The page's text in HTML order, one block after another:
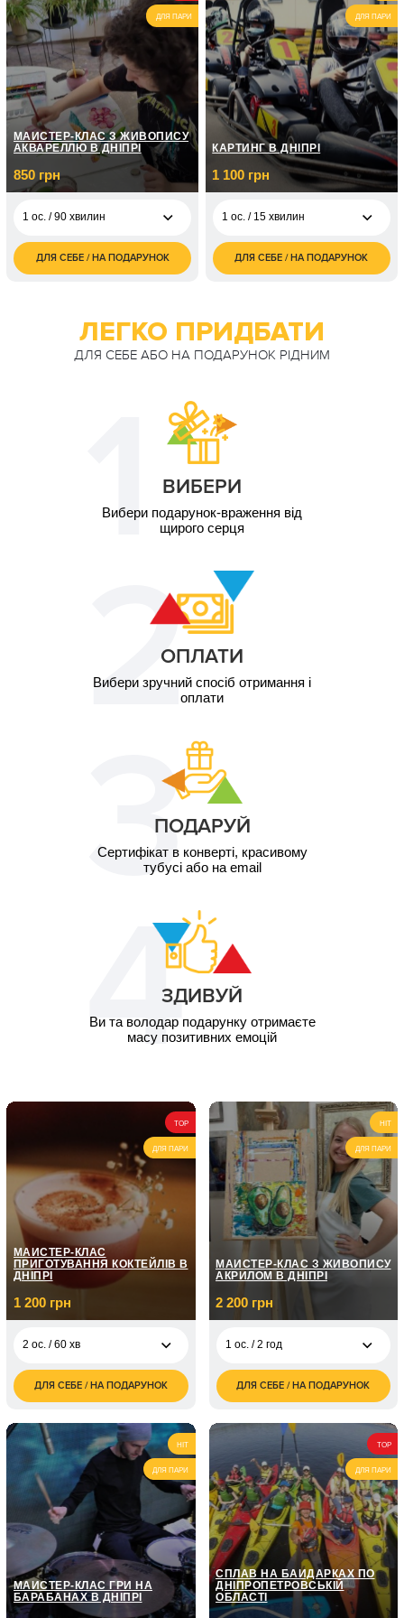
ДЛЯ ПАРИ
МАЙСТЕР-КЛАС З ЖИВОПИСУ
АКВАРЕЛЛЮ В ДНІПРІ
850 грн
1 ос. / 90 хвилин
850
грн
ДЛЯ СЕБЕ / НА ПОДАРУНОК
ДЛЯ ПАРИ
КАРТИНГ В ДНІПРІ
1 100 грн
1 ос. / 15 хвилин
1 100
грн
1 ос. / 30 хвилин
ДЛЯ СЕБЕ / НА ПОДАРУНОК
ЛЕГКО ПРИДБАТИ
ДЛЯ СЕБЕ АБО НА ПОДАРУНОК РІДНИМ
ВИБЕРИ
Вибери подарунок-враження від
щирого серця
ОПЛАТИ
Вибери зручний спосіб отримання і
оплати
ПОДАРУЙ
Сертифікат в конверті, красивому
тубусі або на email
ЗДИВУЙ
Ви та володар подарунку отримаєте
масу позитивних емоцій
TOP
ДЛЯ ПАРИ
МАЙСТЕР-КЛАС
ПРИГОТУВАННЯ КОКТЕЙЛІВ В
ДНІПРІ
1 200 грн
2 ос. / 60 хв
1 200
грн
4 ос. / 60 хв
2 400
грн
3 ос. / 60 хв
1 800
грн
ДЛЯ СЕБЕ / НА ПОДАРУНОК
HIT
ДЛЯ ПАРИ
МАЙСТЕР-КЛАС З ЖИВОПИСУ
АКРИЛОМ В ДНІПРІ
2 200 грн
1 ос. / 2 год
2 200
грн
ДЛЯ СЕБЕ / НА ПОДАРУНОК
HIT
ДЛЯ ПАРИ
МАЙСТЕР-КЛАС ГРИ НА
БАРАБАНАХ В ДНІПРІ
TOP
ДЛЯ ПАРИ
СПЛАВ НА БАЙДАРКАХ ПО
ДНІПРОПЕТРОВСЬКІЙ
ОБЛАСТІ